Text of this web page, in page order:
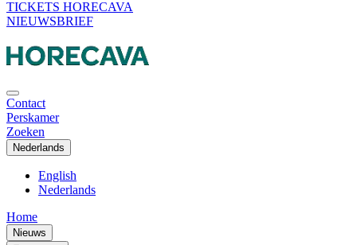
TICKETS HORECAVA
NIEUWSBRIEF
Contact
Perskamer
Zoeken
Nederlands
English
Nederlands
Home
Nieuws